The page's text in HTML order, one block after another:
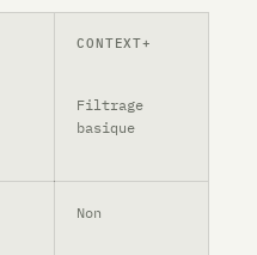
CONTEXT+
Filtrage
basique
Non